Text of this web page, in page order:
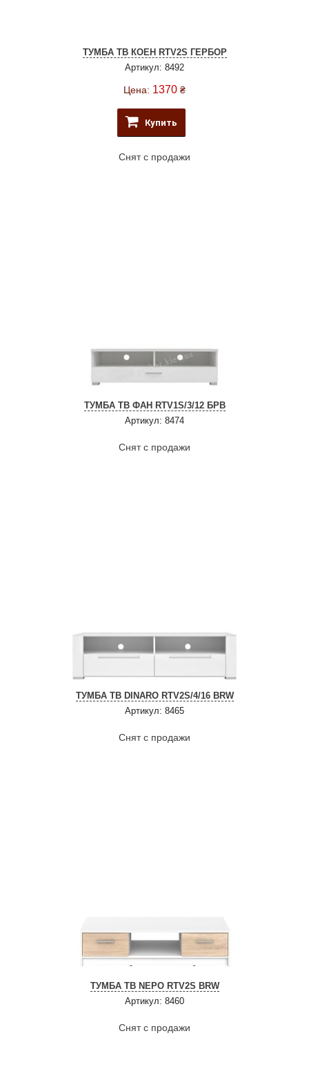
ТУМБА ТВ КОЕН RTV2S ГЕРБОР
Артикул: 8492
Цена: 1370 ₴
Купить
Снят с продажи
ТУМБА ТВ ФАН RTV1S/3/12 БРВ
Артикул: 8474
Снят с продажи
ТУМБА ТВ DINARO RTV2S/4/16 BRW
Артикул: 8465
Снят с продажи
ТУМБА ТВ NEPO RTV2S BRW
Артикул: 8460
Снят с продажи